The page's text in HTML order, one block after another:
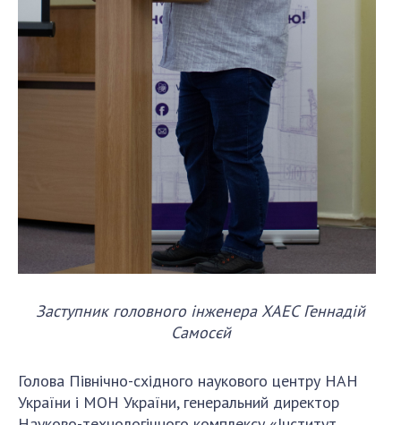
Заступник головного інженера ХАЕС Геннадій
Самосєй
Голова Північно-східного наукового центру НАН
України і МОН України, генеральний директор